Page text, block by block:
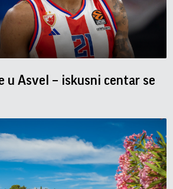
u Asvel – iskusni centar se